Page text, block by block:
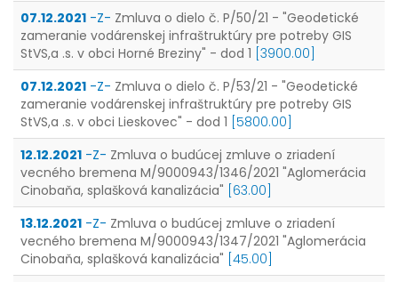
07.12.2021 -Z- Zmluva o dielo č. P/50/21 - "Geodetické
zameranie vodárenskej infraštruktúry pre potreby GIS
StVS,a .s. v obci Horné Breziny" - dod 1 [3900.00]
07.12.2021 -Z- Zmluva o dielo č. P/53/21 - "Geodetické
zameranie vodárenskej infraštruktúry pre potreby GIS
StVS,a .s. v obci Lieskovec" - dod 1 [5800.00]
12.12.2021 -Z- Zmluva o budúcej zmluve o zriadení
vecného bremena M/9000943/1346/2021 "Aglomerácia
Cinobaňa, splašková kanalizácia" [63.00]
13.12.2021 -Z- Zmluva o budúcej zmluve o zriadení
vecného bremena M/9000943/1347/2021 "Aglomerácia
Cinobaňa, splašková kanalizácia" [45.00]